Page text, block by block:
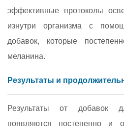
эффективные протоколы
изнутри организма с
добавок, которые
меланина.
Результаты и
Результаты от добавок
появляются постепенно и